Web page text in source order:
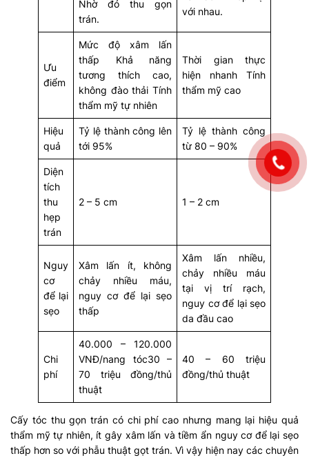
Nhờ đó thu gọn
trán.
với nhau.
Ưu
điểm
Mức độ xâm lấn
thấp Khả năng
tương thích cao,
không đào thải Tính
thẩm mỹ tự nhiên
Thời gian thực
hiện nhanh Tính
thẩm mỹ cao
Hiệu
quả
Tỷ lệ thành công lên
tới 95%
Tỷ lệ thành công
từ 80 – 90%
Diện
tích
thu
hẹp
trán
2 – 5 cm 1 – 2 cm
Nguy
cơ
để lại
sẹo
Xâm lấn ít, không
chảy nhiều máu,
nguy cơ để lại sẹo
thấp
Xâm lấn nhiều,
chảy nhiều máu
tại vị trí rạch,
nguy cơ để lại sẹo
da đầu cao
Chi
phí
40.000 – 120.000
VNĐ/nang tóc30 –
70 triệu đồng/thủ
thuật
40 – 60 triệu
đồng/thủ thuật
Cấy tóc thu gọn trán có chi phí cao nhưng mang lại hiệu quả
thẩm mỹ tự nhiên, ít gây xâm lấn và tiềm ẩn nguy cơ để lại sẹo
thấp hơn so với phẫu thuật gọt trán. Vì vậy hiện nay các chuyên